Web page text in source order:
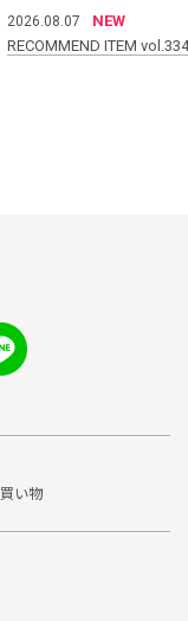
2026.08.07
NEW
RECOMMEND ITEM vol.334
い物